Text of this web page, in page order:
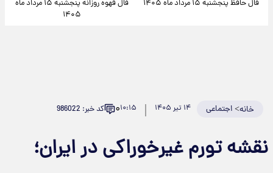
فال حافظ پنجشنبه ۱۵ مرداد ماه ۱۴۰۵
فال قهوه روزانه پنجشنبه ۱۵ مرداد ماه
۱۴۰۵
خانه>اجتماعی ۱۴ تیر ۱۴۰۵ ۱۰:۱۵۰ کد خبر: 986022
نقشه تورم غیرخوراکی در ایران؛